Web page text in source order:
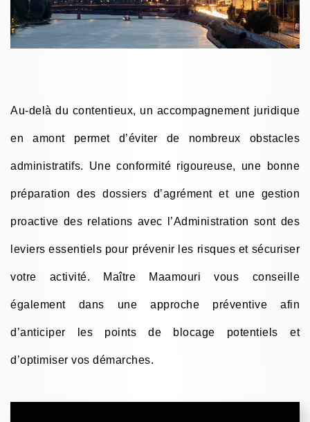
Au-delà du contentieux, un accompagnement juridique
en amont permet d’éviter de nombreux obstacles
administratifs. Une conformité rigoureuse, une bonne
préparation des dossiers d’agrément et une gestion
proactive des relations avec l’Administration sont des
leviers essentiels pour prévenir les risques et sécuriser
votre activité. Maître Maamouri vous conseille
également dans une approche préventive afin
d’anticiper les points de blocage potentiels et
d’optimiser vos démarches.